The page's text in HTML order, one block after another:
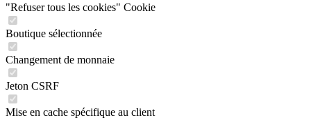
"Refuser tous les cookies" Cookie
Boutique sélectionnée
Changement de monnaie
Jeton CSRF
Mise en cache spécifique au client